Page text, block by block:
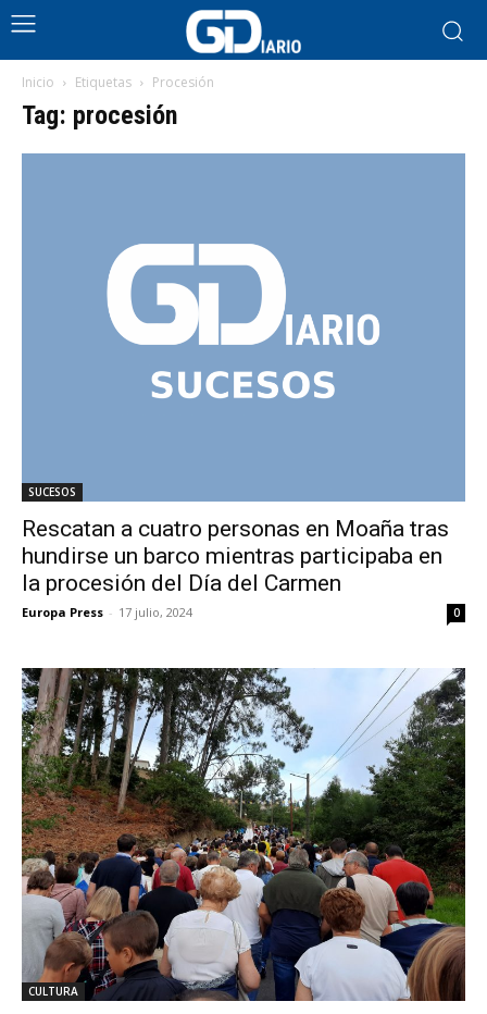
Inicio Etiquetas Procesión
Tag: procesión
SUCESOS
Rescatan a cuatro personas en Moaña tras
hundirse un barco mientras participaba en
la procesión del Día del Carmen
Europa Press - 17 julio, 2024 0
CULTURA